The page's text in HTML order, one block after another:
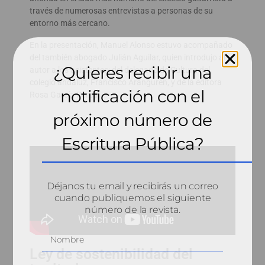
través de numerosas entrevistas a personas de su
entorno más cercano.
del también abogado Julián Aguilar, quien introdujo al
autor a los asistentes; del delegado de Cultura del
colegio andaluz, Francisco Aranguren, y de la editora
Rosa García Perea.
Ley de sostenibilidad del
¿Quieres recibir una
notificación con el
próximo número de
Escritura Pública?
Déjanos tu email y recibirás un correo
cuando publiquemos el siguiente
número de la revista.